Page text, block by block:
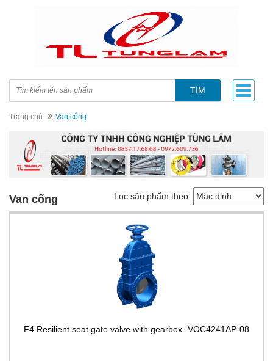
TÌM
Trang chủ Van cổng
Van cổng Lọc sản phẩm theo:
F4 Resilient seat gate valve with gearbox -VOC4241AP-08